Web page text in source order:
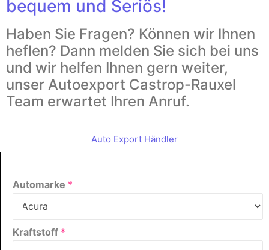
bequem und Seriös!
Haben Sie Fragen? Können wir Ihnen
heflen? Dann melden Sie sich bei uns
und wir helfen Ihnen gern weiter,
unser Autoexport Castrop-Rauxel
Team erwartet Ihren Anruf.
Auto Export Händler
Automarke *
Kraftstoff *